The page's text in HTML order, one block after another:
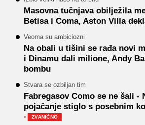
Masovna tučnjava obilježila
Betisa i Coma, Aston Villa
Veoma su ambiciozni
Na obali u tišini se rađa novi
i Dinamu dali milione, Andy
bombu
Stvara se ozbiljan tim
Fabregasov Como se ne šali -
pojačanje stiglo s posebnim
· ZVANIČNO